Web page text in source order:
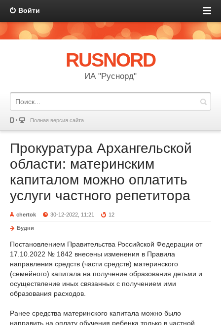
Войти
RUSNORD
ИА "Руснорд"
Полная версия сайта
Прокуратура Архангельской
области: материнским
капиталом можно оплатить
услуги частного репетитора
chertok 30-12-2022, 11:21 12
Будни
Постановлением Правительства Российской Федерации от
17.10.2022 № 1842 внесены изменения в Правила
направления средств (части средств) материнского
(семейного) капитала на получение образования детьми и
осуществление иных связанных с получением ими
образования расходов.
Ранее средства материнского капитала можно было
направить на оплату обучения ребенка только в частной